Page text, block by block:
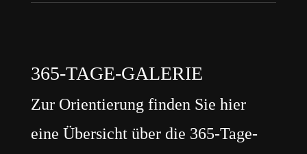
365-TAGE-GALERIE
Zur Orientierung finden Sie hier
eine Übersicht über die 365-Tage-